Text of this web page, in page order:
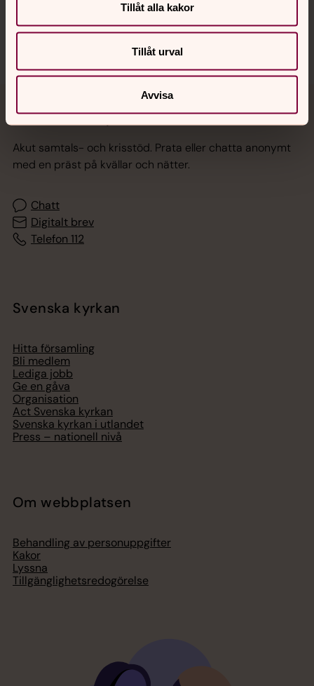
Tillåt alla kakor
Tillåt urval
Avvisa
Jourhavande präst
Akut samtals- och krisstöd. Prata eller chatta anonymt
med en präst på kvällar och nätter.
Chatt
Digitalt brev
Telefon 112
Svenska kyrkan
Hitta församling
Bli medlem
Lediga jobb
Ge en gåva
Organisation
Act Svenska kyrkan
Svenska kyrkan i utlandet
Press – nationell nivå
Om webbplatsen
Behandling av personuppgifter
Kakor
Lyssna
Tillgänglighetsredogörelse